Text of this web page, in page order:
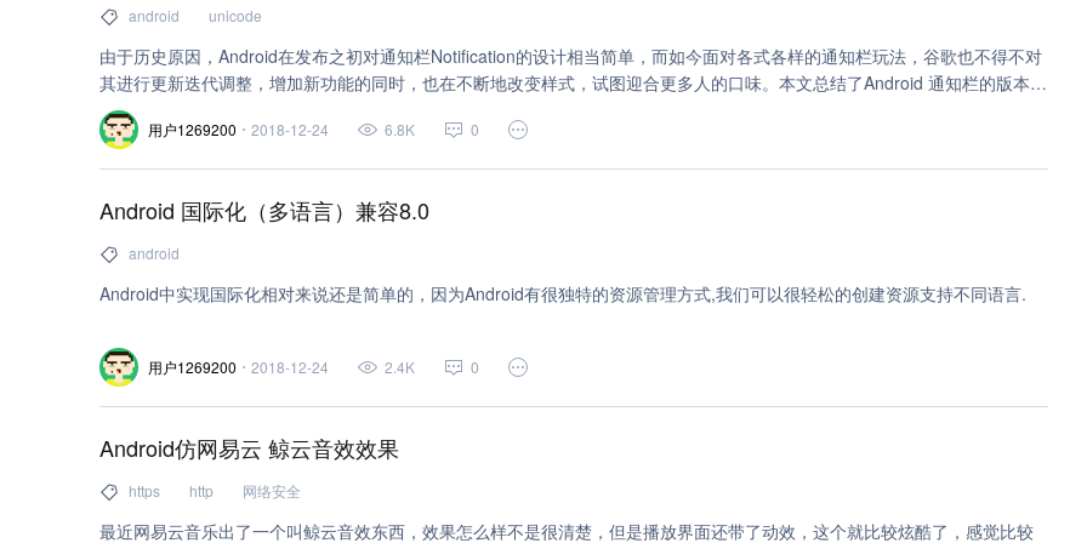
android unicode
由于历史原因，Android在发布之初对通知栏Notification的设计相当简单，而如今面对各式各样的通知栏玩法，谷歌也不得不对
其进行更新迭代调整，增加新功能的同时，也在不断地改变样式，试图迎合更多人的口味。本文总结了Android 通知栏的版本迭
代过程，在通知栏开发过程中所遇到的各种各样的坑，以及一些解决技巧，特别的，对于大众期盼的Android 8.0的到来，通知
栏又会发生怎样的改变呢？接下来一一进行介绍。
用户1269200 2018-12-24 6.8K 0
Android 国际化（多语言）兼容8.0
android
Android中实现国际化相对来说还是简单的，因为Android有很独特的资源管理方式,我们可以很轻松的创建资源支持不同语言.
用户1269200 2018-12-24 2.4K 0
Android仿网易云 鲸云音效效果
https http 网络安全
最近网易云音乐出了一个叫鲸云音效东西，效果怎么样不是很清楚，但是播放界面还带了动效，这个就比较炫酷了，感觉比较